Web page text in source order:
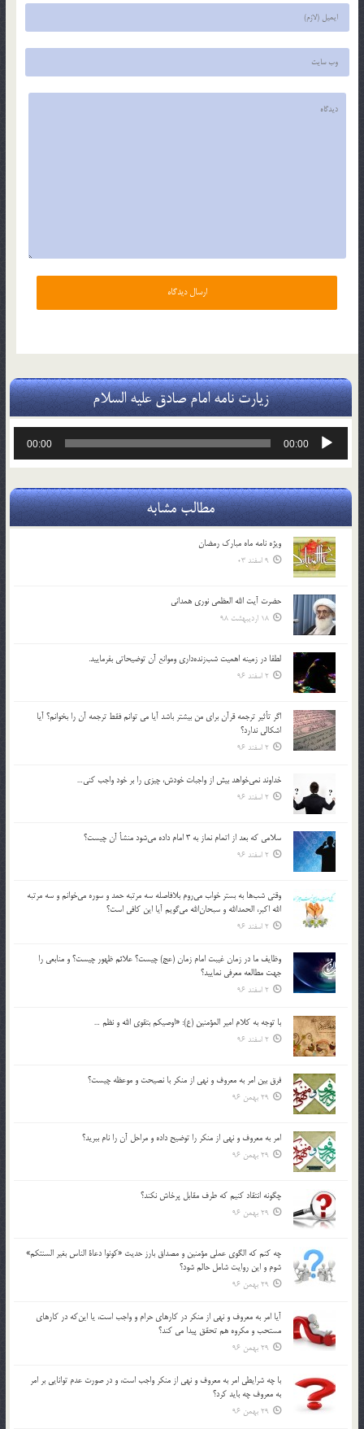
زیارت نامه امام صادق علیه السلام
پخش‌کننده
00:00
00:00
مطالب مشابه
ویژه نامه ماه مبارک رمضان
9 اسفند 03
حضرت آیت الله العظمی نوری همدانی
18 اردیبهشت 98
لطفا در زمينه اهميت شب‌زنده‌داري وموانع آن توضيحاتي بفرماييد.
2 اسفند 96
اگر تأثير ترجمه قرآن براي من بيشتر باشد آيا مي توانم فقط ترجمه آن را بخوانم؟ آيا
اشكالي ندارد؟
2 اسفند 96
خداوند نمي‌خواهد بيش از واجبات خودش، چيزي را بر خود واجب كني…
2 اسفند 96
سلامي كه بعد از اتمام نماز به 3 امام داده مي‌شود منشأ آن چيست؟
2 اسفند 96
وقتي شب‌ها به بستر خواب مي‌روم بلافاصله سه مرتبه حمد و سوره مي‌خوانم و سه مرتبه
الله اكبر، الحمدالله و سبحان‌الله مي‌گويم آيا اين كافي است؟
2 اسفند 96
وظايف ما در زمان غيبت امام زمان (عج) چيست؟ علائم ظهور چيست؟ و منابعي را
جهت مطالعه معرفي نماييد؟
2 اسفند 96
با توجه به كلام امير المؤمنين (ع): «اوصيكم بتقوي الله و نظم …
2 اسفند 96
فرق بين امر به معروف و نهي از منكر با نصيحت و موعظه چيست؟
29 بهمن 96
امر به معروف و نهي از منكر را توضيح داده و مراحل آن را نام ببريد؟
29 بهمن 96
چگونه انتقاد كنيم كه طرف مقابل پرخاش نكند؟
29 بهمن 96
چه كنم كه الگوي عملي مؤمنين و مصداق بارز حديث «كونوا دعاة الناس بغير السنتكم»
شوم و اين روايت شامل حالم شود؟
29 بهمن 96
آيا امر به معروف و نهي از منكر در كارهاي حرام و واجب است، يا اين‌كه در كارهاي
مستحب و مكروه هم تحقق پيدا مي كند؟
29 بهمن 96
با چه شرايطي امر به معروف و نهي از منکر واجب است، و در صورت عدم توانايي بر امر
به معروف چه بايد کرد؟
29 بهمن 96